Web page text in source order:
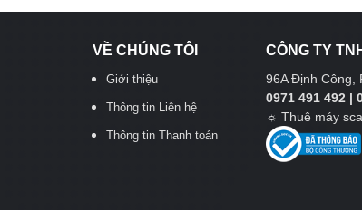
VỀ CHÚNG TÔI
Giới thiệu
Thông tin Liên hệ
Thông tin Thanh toán
CÔNG TY
96A Định Công,
0971 491 492 |
☼Thuê máy